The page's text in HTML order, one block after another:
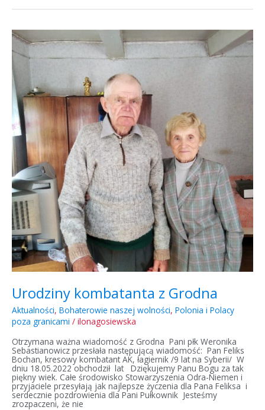
Urodziny kombatanta z Grodna
Aktualności, Bohaterowie naszej wolności, Polonia i Polacy
poza granicami / ilonagosiewska
Otrzymana ważna wiadomość z Grodna Pani płk Weronika
Sebastianowicz przesłała następującą wiadomość: Pan Feliks
Bochan, kresowy kombatant AK, łagiernik /9 lat na Syberii/ W
dniu 18.05.2022 obchodził lat Dziękujemy Panu Bogu za tak
piękny wiek. Całe środowisko Stowarzyszenia Odra-Niemen i
przyjaciele przesyłają jak najlepsze życzenia dla Pana Feliksa i
serdecznie pozdrowienia dla Pani Pułkownik Jesteśmy
zrozpaczeni, że nie
Urodziny
kombatanta
z
Grodna